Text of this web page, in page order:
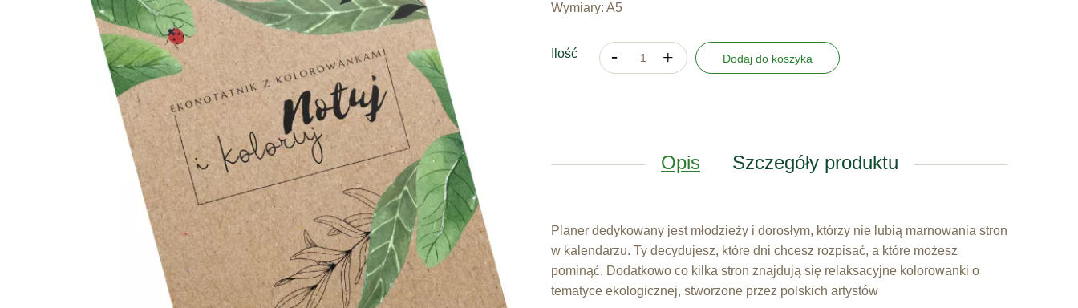
Wymiary: A5
Ilość Dodaj do koszyka
Opis Szczegóły produktu
Planer dedykowany jest młodzieży i dorosłym, którzy nie lubią marnowania stron
w kalendarzu. Ty decydujesz, które dni chcesz rozpisać, a które możesz
pominąć. Dodatkowo co kilka stron znajdują się relaksacyjne kolorowanki o
tematyce ekologicznej, stworzone przez polskich artystów